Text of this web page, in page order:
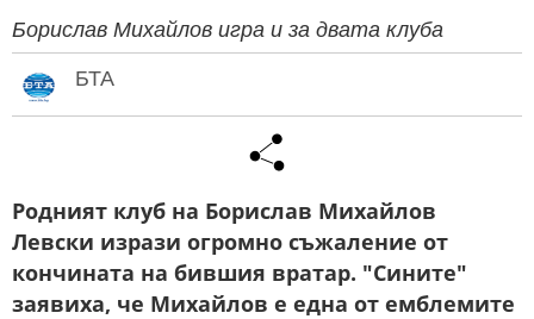
Борислав Михайлов игра и за двата клуба
БТА
Родният клуб на Борислав Михайлов
Левски изрази огромно съжаление от
кончината на бившия вратар. "Сините"
заявиха, че Михайлов е една от емблемите